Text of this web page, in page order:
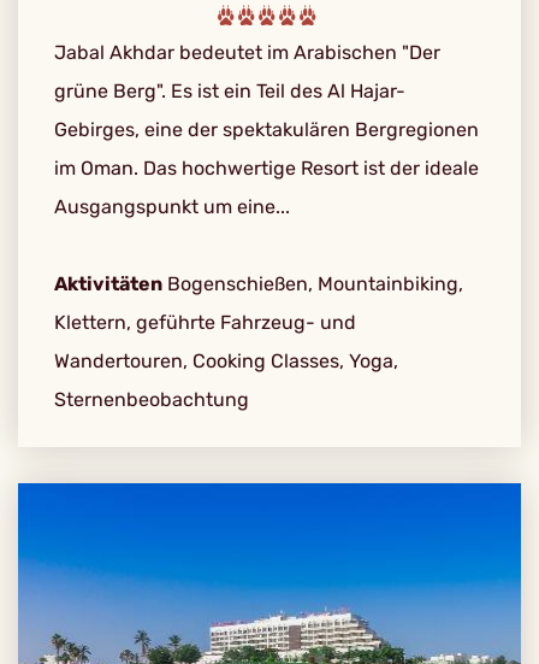
Jabal Akhdar bedeutet im Arabischen "Der
grüne Berg". Es ist ein Teil des Al Hajar-
Gebirges, eine der spektakulären Bergregionen
im Oman. Das hochwertige Resort ist der ideale
Ausgangspunkt um eine...
Aktivitäten Bogenschießen, Mountainbiking,
Klettern, geführte Fahrzeug- und
Wandertouren, Cooking Classes, Yoga,
Sternenbeobachtung